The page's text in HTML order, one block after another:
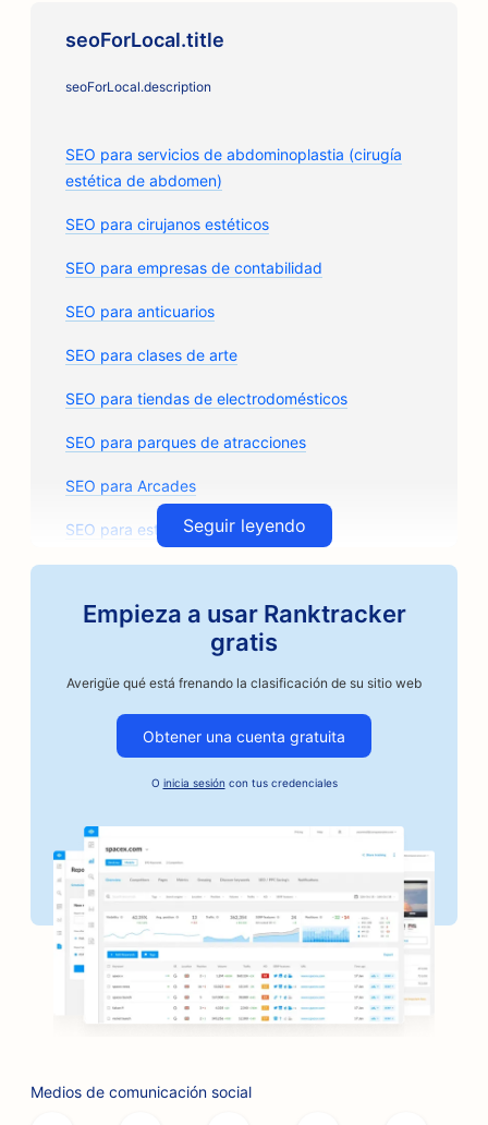
seoForLocal.title
seoForLocal.description
SEO para servicios de abdominoplastia (cirugía
estética de abdomen)
SEO para cirujanos estéticos
SEO para empresas de contabilidad
SEO para anticuarios
SEO para clases de arte
SEO para tiendas de electrodomésticos
SEO para parques de atracciones
SEO para Arcades
SEO para estudios de arquitectura
SEO para tiendas de recambios de automóviles
SEO para talleres de reparación de automóviles
SEO para empresas de automoción
SEO para servicios de fianzas
SEO para bancos
SEO para panaderías
SEO para peluquerías
SEO para barbacoas
SEO para boutiques
SEO para boleras
Seguir leyendo
Empieza a usar Ranktracker
gratis
Averigüe qué está frenando la clasificación de su sitio web
Obtener una cuenta gratuita
O inicia sesión con tus credenciales
Medios de comunicación social